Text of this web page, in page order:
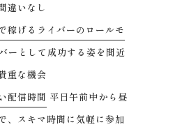
違いなし
稼げるライバーのロールモ
ーとして成功する姿を間近
重な機会
配信時間 平日午前中から昼
、スキマ時間に気軽に参加